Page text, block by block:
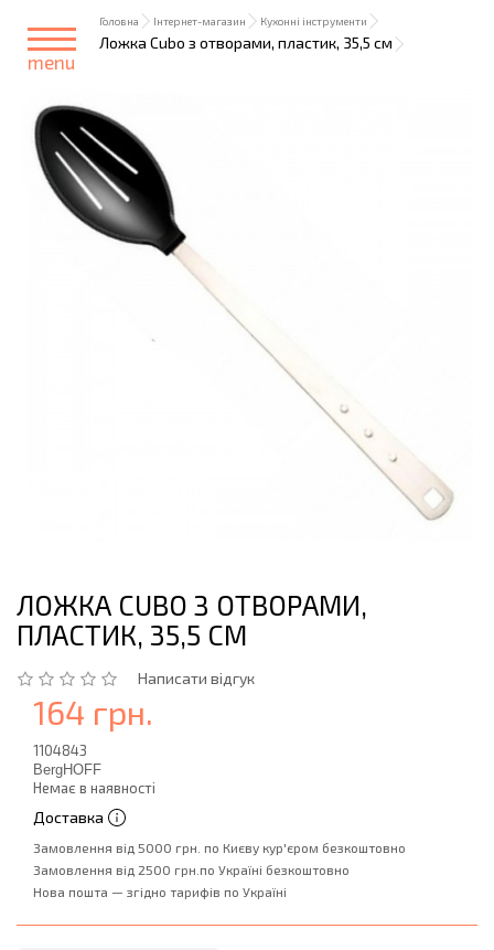
menu
Головна Інтернет-магазин Кухонні інструменти
Ложка Cubo з отворами, пластик, 35,5 см
ЛОЖКА CUBO З ОТВОРАМИ,
ПЛАСТИК, 35,5 СМ
Написати відгук
164 грн.
1104843
BergHOFF
Немає в наявності
Доставка
Замовлення від 5000 грн. по Києву кур'єром безкоштовно
Замовлення від 2500 грн.по Україні безкоштовно
Нова пошта — згідно тарифів по Україні